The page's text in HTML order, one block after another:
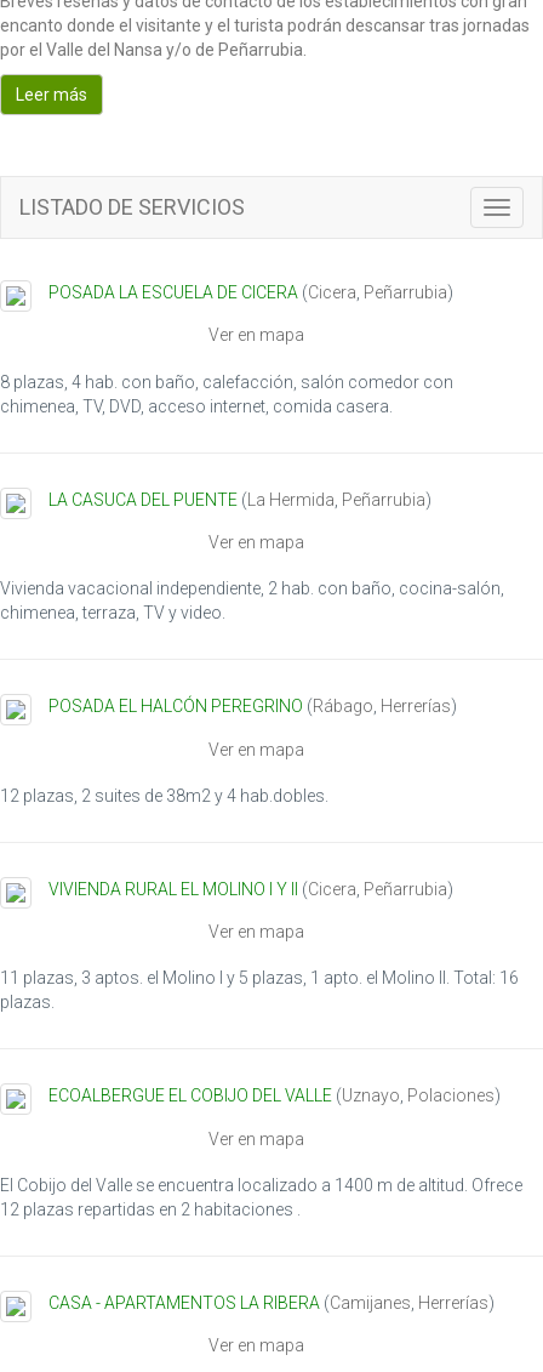
encanto donde el visitante y el turista podrán descansar tras jornadas
por el Valle del Nansa y/o de Peñarrubia.
Leer más
T
o
LISTADO DE SERVICIOS
POSADA LA ESCUELA DE CICERA (Cicera Peñarrubia)
Ver en mapa
8 plazas, 4 hab. con baño, calefacción, salón comedor con
chimenea, TV, DVD, acceso internet, comida casera.
LA CASUCA DEL PUENTE ( La Hermida Peñarrubia)
Ver en mapa
Vivienda vacacional independiente, 2 hab. con baño, cocina-salón,
chimenea, terraza, TV y video.
POSADA EL HALCÓN PEREGRINO (Rábago, Herrerías)
Ver en mapa
12 plazas, 2 suites de 38m2 y 4 hab.dobles.
VIVIENDA RURAL EL MOLINO I Y II (Cicera Peñarrubia)
Ver en mapa
11 plazas, 3 aptos. el Molino I y 5 plazas, 1 apto. el Molino II. Total: 16
plazas.
ECOALBERGUE EL COBIJO DEL VALLE (Uznayo, Polaciones)
Ver en mapa
El Cobijo del Valle se encuentra localizado a 1400 m de altitud. Ofrece
12 plazas repartidas en 2 habitaciones .
CASA - APARTAMENTOS LA RIBERA (Camijanes Herrerías)
Ver en mapa